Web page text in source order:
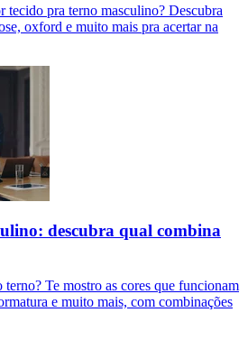
tecido pra terno masculino? Descubra
oxford e muito mais pra acertar na
descubra qual combina
terno? Te mostro as cores que funcionam
e muito mais, com combinações